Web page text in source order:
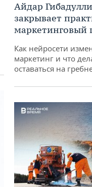
Айдар
закрывает
маркетинговый
Как нейросети
маркетинг и что
оставаться на